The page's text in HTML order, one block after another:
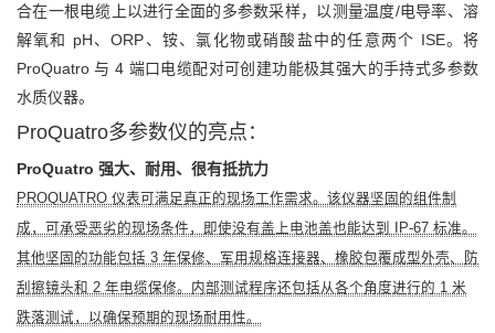
合在一根电缆上以进行全面的多参数采样，以测量温度/电导率、溶
解氧和 pH、ORP、铵、氯化物或硝酸盐中的任意两个 ISE。将
ProQuatro 与 4 端口电缆配对可创建功能极其强大的手持式多参数
水质仪器。
ProQuatro多参数仪的亮点：
ProQuatro 强大、耐用、 很有抵抗力
PROQUATRO 仪表可满足真正的现场工作需求。该仪器坚固的组件制
成，可承受恶劣的现场条件，即使没有盖上电池盖也能达到 IP-67 标准。
其他坚固的功能包括 3 年保修、军用规格连接器、橡胶包覆成型外壳、防
刮擦镜头和 2 年电缆保修。内部测试程序还包括从各个角度进行的 1 米
跌落测试，以确保预期的现场耐用性。